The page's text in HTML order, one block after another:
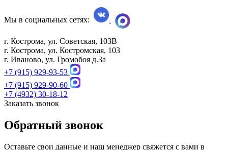
Мы в социальных сетях:
г. Кострома, ул. Советская, 103В
г. Кострома, ул. Костромская, 103
г. Иваново, ул. Громобоя д.3а
+7 (915) 929-93-53
+7 (915) 929-90-60
+7 (4932) 30-18-12
Заказать звонок
Обратный звонок
Оставьте свои данные и наш менеджер свяжется с вами в